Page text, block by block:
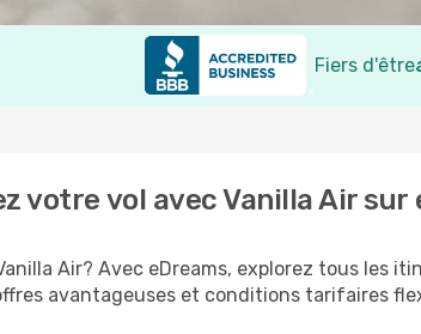
Fiers d'être
votre vol avec Vanilla Air sur
Air? Avec eDreams, explorez tous les
avantageuses et conditions tarifaires